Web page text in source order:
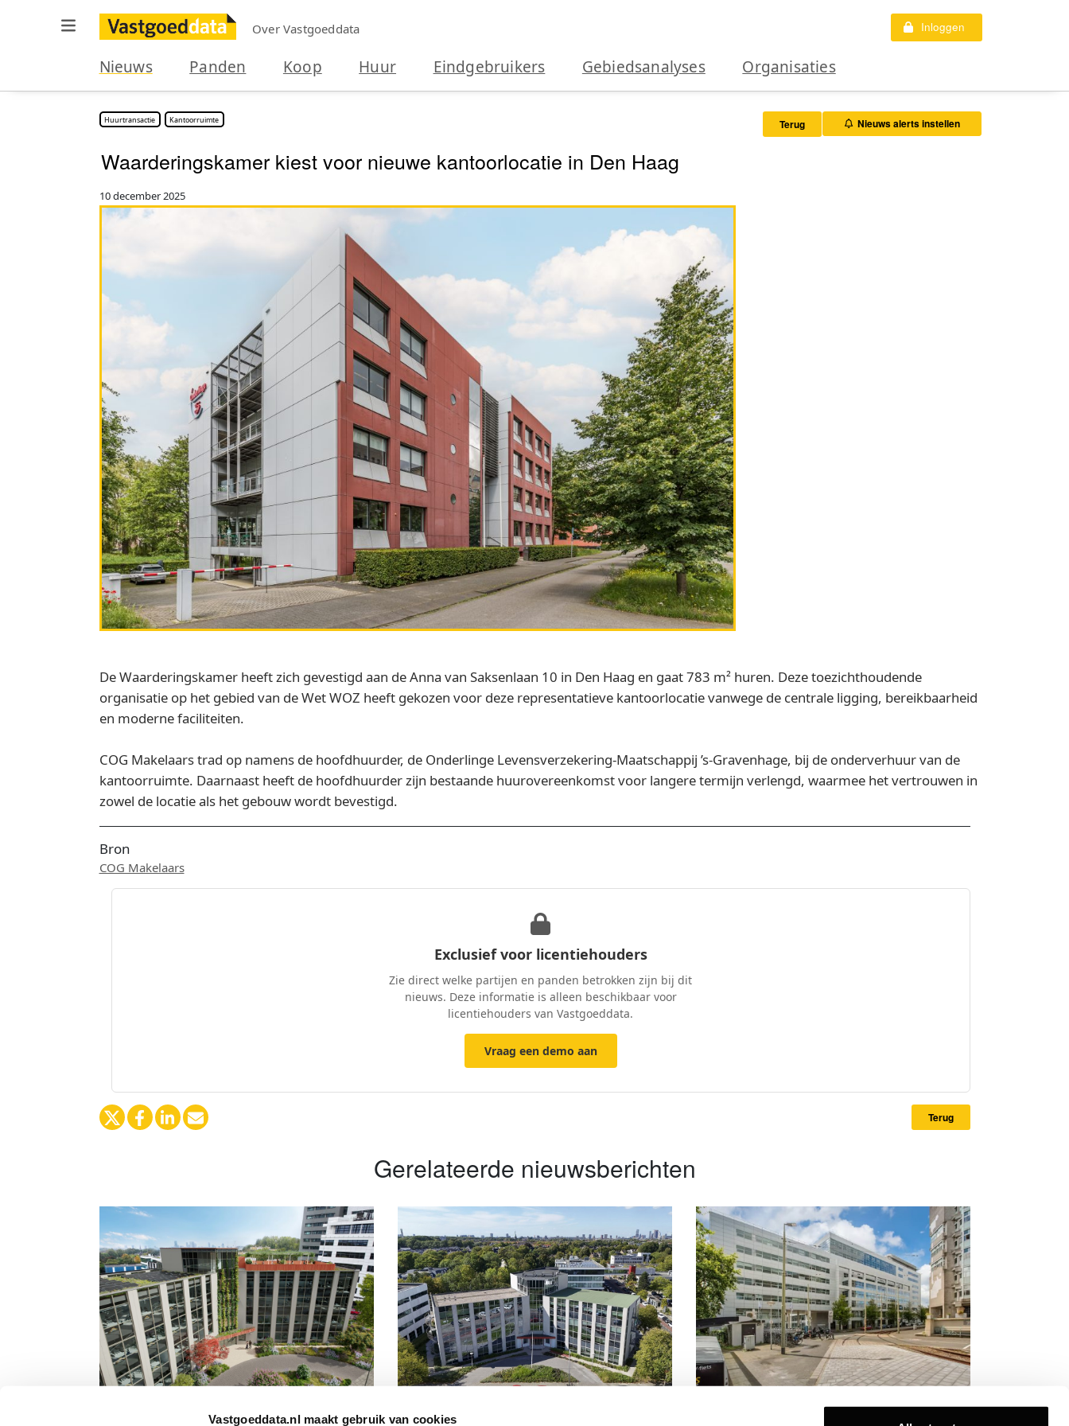
Vastgoeddata.nl maakt gebruik van cookies
Over Vastgoeddata Inloggen
Nieuws Panden Koop Huur Eindgebruikers Gebiedsanalyses Organisaties
Huurtransactie Kantoorruimte Terug Nieuws alerts instellen
Waarderingskamer kiest voor nieuwe kantoorlocatie in Den Haag
10 december 2025
De Waarderingskamer heeft zich gevestigd aan de Anna van Saksenlaan 10 in Den Haag en gaat 783 m² huren. Deze toezichthoudende
organisatie op het gebied van de Wet WOZ heeft gekozen voor deze representatieve kantoorlocatie vanwege de centrale ligging, bereikbaarheid
en moderne faciliteiten.
COG Makelaars trad op namens de hoofdhuurder, de Onderlinge Levensverzekering-Maatschappij ’s-Gravenhage, bij de onderverhuur van de
kantoorruimte. Daarnaast heeft de hoofdhuurder zijn bestaande huurovereenkomst voor langere termijn verlengd, waarmee het vertrouwen in
zowel de locatie als het gebouw wordt bevestigd.
Bron
COG Makelaars
Exclusief voor licentiehouders
Zie direct welke partijen en panden betrokken zijn bij dit
nieuws. Deze informatie is alleen beschikbaar voor
licentiehouders van Vastgoeddata.
Vraag een demo aan
Terug
Gerelateerde nieuwsberichten
Nieuwe huurder op de Fleminglaan 10 Yielder Group vestigt zich op